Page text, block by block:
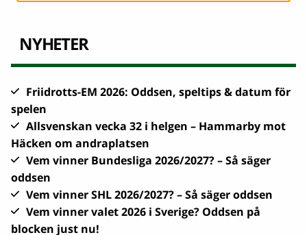
NYHETER
Friidrotts-EM 2026: Oddsen, speltips & datum för
spelen
Allsvenskan vecka 32 i helgen – Hammarby mot
Häcken om andraplatsen
Vem vinner Bundesliga 2026/2027? – Så säger
oddsen
Vem vinner SHL 2026/2027? – Så säger oddsen
Vem vinner valet 2026 i Sverige? Oddsen på
blocken just nu!